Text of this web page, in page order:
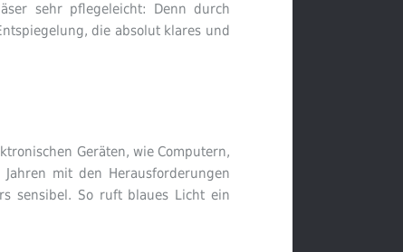
sehr pflegeleicht: Denn durch
die absolut klares und
Geräten, wie Computern,
mit den Herausforderungen
sensibel. So ruft blaues Licht ein